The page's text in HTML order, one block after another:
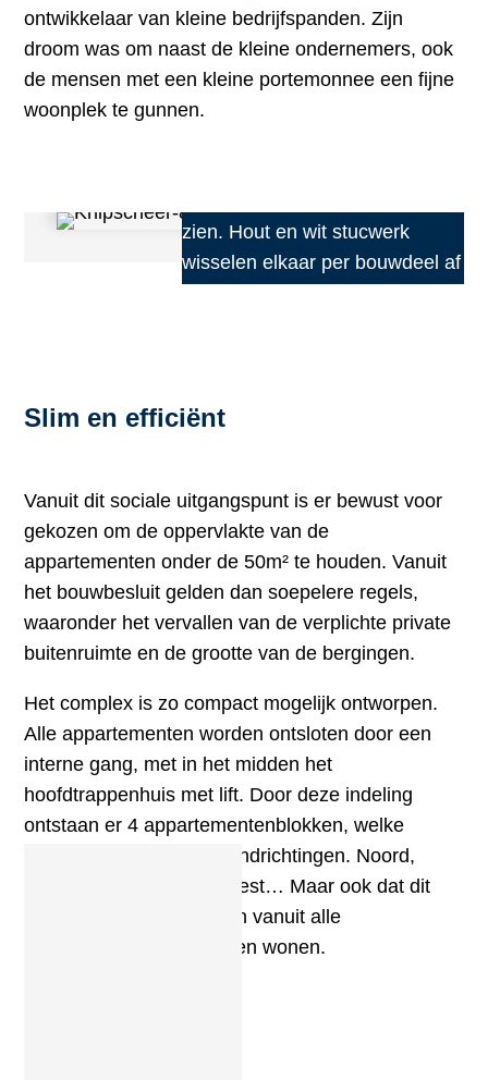
ontwikkelaar van kleine bedrijfspanden. Zijn
droom was om naast de kleine ondernemers, ook
de mensen met een kleine portemonnee een fijne
woonplek te gunnen.
Slim en efficiënt
Vanuit dit sociale uitgangspunt is er bewust voor
gekozen om de oppervlakte van de
appartementen onder de 50m² te houden. Vanuit
het bouwbesluit gelden dan soepelere regels,
waaronder het vervallen van de verplichte private
buitenruimte en de grootte van de bergingen.
Het complex is zo compact mogelijk ontworpen.
Alle appartementen worden ontsloten door een
interne gang, met in het midden het
hoofdtrappenhuis met lift. Door deze indeling
ontstaan er 4 appartementenblokken, welke
verwijzen naar de vier windrichtingen. Noord,
Oost, Zuid, West, thuis best… Maar ook dat dit
een plek is waar iedereen vanuit alle
windrichtingen mag komen wonen.
zien. Hout en wit stucwerk
wisselen elkaar per bouwdeel af